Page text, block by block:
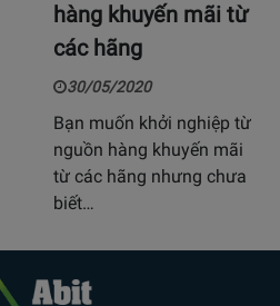
hàng khuyến mãi từ
các hãng
30/05/2020
Bạn muốn khởi nghiệp từ
nguồn hàng khuyến mãi
từ các hãng nhưng chưa
biết…